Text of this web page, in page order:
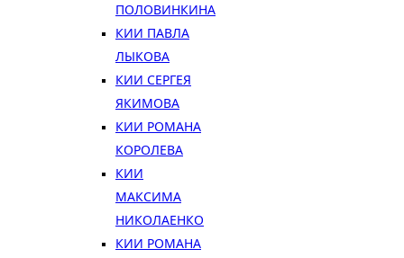
ПОЛОВИНКИНА
КИИ ПАВЛА
ЛЫКОВА
КИИ СЕРГЕЯ
ЯКИМОВА
КИИ РОМАНА
КОРОЛЕВА
КИИ
МАКСИМА
НИКОЛАЕНКО
КИИ РОМАНА